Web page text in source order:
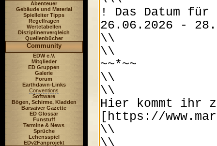
Abenteuer
Gebäude und Material
Spielleiter Tipps
Regelfragen
Wertetabellen
Disziplinenvergleich
Quellenbücher
Community
EDW e.V.
Mitglieder
ED Gruppen
Galerie
Forum
Earthdawn-Links
Conventions
Software
Bögen, Schirme, Kladden
Barsaiver Gazette
ED Glossar
Funstuff
Termine & News
Sprüche
Lehensspiel
EDv2Fanprojekt